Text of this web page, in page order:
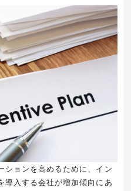
ションを高めるために、イン
導入する会社が増加傾向にあ